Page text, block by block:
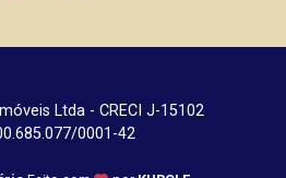
Ltda - CRECI J-15102
0001-42